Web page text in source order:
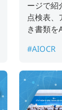
ージで紹
点検表、
き書類を
援するサ
#AIOCR
書類デー